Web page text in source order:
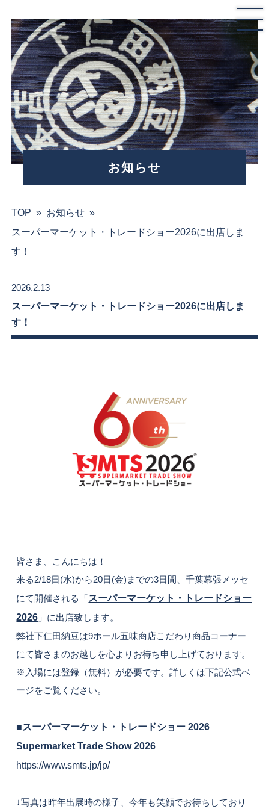
お知らせ
TOP » お知らせ»
スーパーマーケット・トレードショー2026に出店しま
す！
2026.2.13
スーパーマーケット・トレードショー2026に出店しま
す！
皆さま、こんにちは！
来る2/18日(水)から20日(金)までの3日間、千葉幕張メッセ
にて開催される「スーパーマーケット・トレードショー
2026 」に出店致します。
弊社下仁田納豆は9ホール五味商店こだわり商品コーナー
にて皆さまのお越しを心よりお待ち申し上げております。
※入場には登録（無料）が必要です。詳しくは下記公式ペ
ージをご覧ください。
■スーパーマーケット・トレードショー 2026
Supermarket Trade Show 2026
https://www.smts.jp/jp/
↓写真は昨年出展時の様子、今年も笑顔でお待ちしており